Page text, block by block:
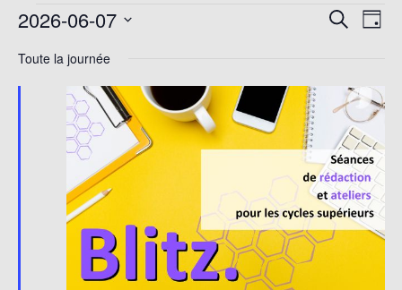
Évènements
7
juin
2026
de
vues
Recherche
de
Jour
2026-06-07
une
date.
Toute la journée